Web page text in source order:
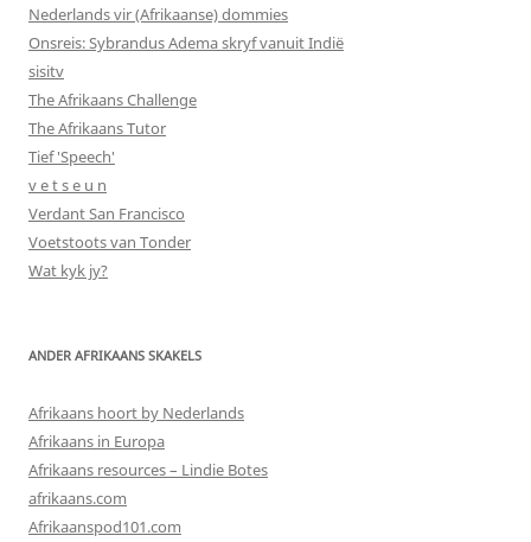
Nederlands vir (Afrikaanse) dommies
Onsreis: Sybrandus Adema skryf vanuit Indië
sisitv
The Afrikaans Challenge
The Afrikaans Tutor
Tief 'Speech'
v e t s e u n
Verdant San Francisco
Voetstoots van Tonder
Wat kyk jy?
ANDER AFRIKAANS SKAKELS
Afrikaans hoort by Nederlands
Afrikaans in Europa
Afrikaans resources – Lindie Botes
afrikaans.com
Afrikaanspod101.com